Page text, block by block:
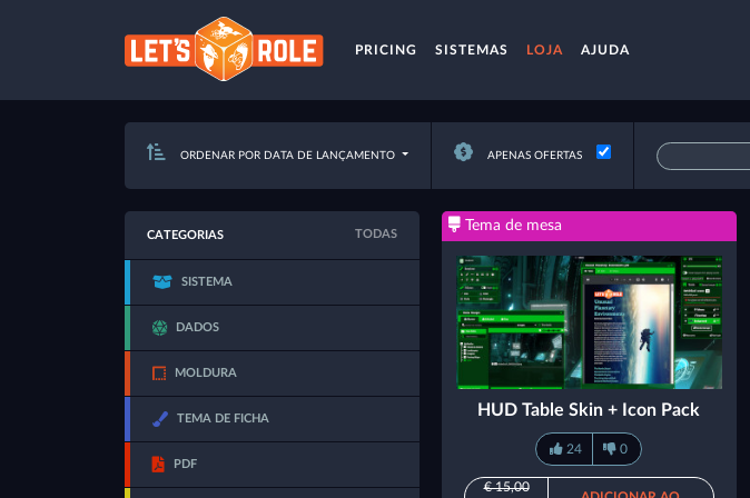
PRICING SISTEMAS LOJA AJUDA
ORDENAR POR DATA DE LANÇAMENTO APENAS OFERTAS
CATEGORIAS TODAS
SISTEMA
DADOS
MOLDURA
TEMA DE FICHA
PDF
Tema de mesa
HUD Table Skin + Icon Pack
24 0
€ 15,00